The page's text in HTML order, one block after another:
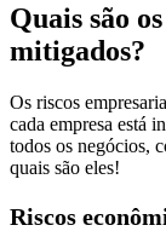
Quais são
mitigados?
Os riscos
cada empresa está
todos os negócios,
quais são eles!
Riscos